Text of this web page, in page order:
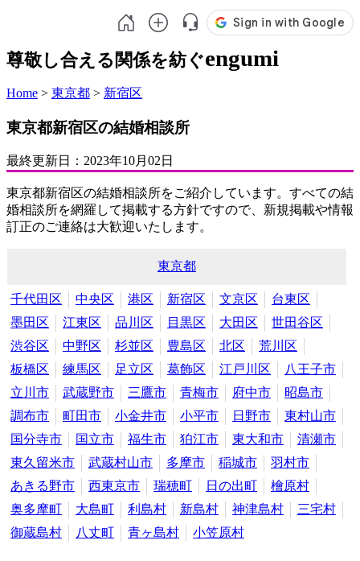
尊敬し合える関係を紡ぐengumi
Home > 東京都 > 新宿区
東京都新宿区の結婚相談所
最終更新日： 2023年10月02日
東京都新宿区の結婚相談所をご紹介しています。すべての結
婚相談所を網羅して掲載する方針ですので、新規掲載や情報
訂正のご連絡は大歓迎いたします。
東京都
千代田区 中央区 港区 新宿区 文京区
台東区
墨田区
江東区 品川区 目黒区 大田区
世田谷区
渋谷区
中野区 杉並区 豊島区 北区
荒川区
板橋区
練馬区 足立区 葛飾区 江戸川区
八王子市
立川市
武蔵野市 三鷹市 青梅市 府中市
昭島市
調布市
町田市 小金井市 小平市 日野市
東村山市
国分寺市
国立市 福生市 狛江市 東大和市
清瀬市
東久留米市
武蔵村山市 多摩市 稲城市
羽村市
あきる野市
西東京市 瑞穂町 日の出町
檜原村
奥多摩町
大島町 利島村 新島村 神津島村
三宅村
御蔵島村
八丈町 青ヶ島村 小笠原村